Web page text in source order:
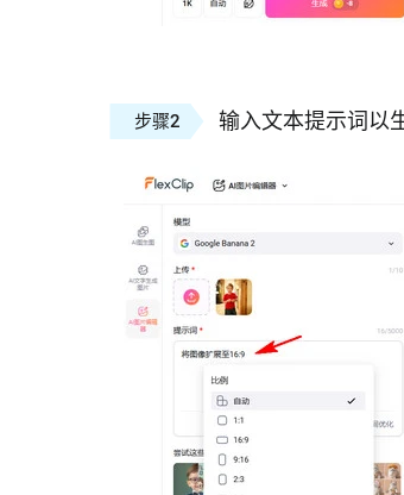
步骤2 输入文本提示词以